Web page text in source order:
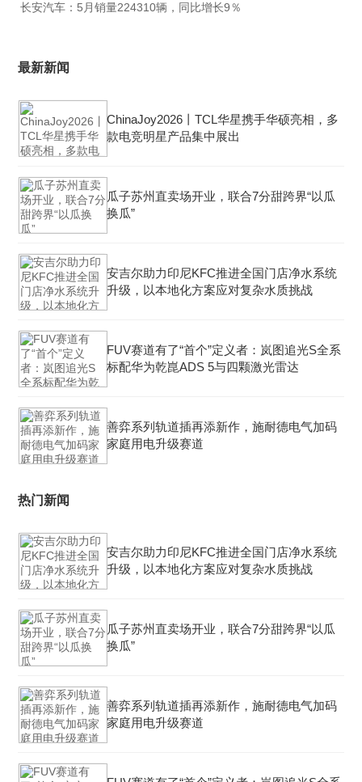
长安汽车：5月销量224310辆，同比增长9％
最新新闻
ChinaJoy2026丨TCL华星携手华硕亮相，多
款电竞明星产品集中展出
瓜子苏州直卖场开业，联合7分甜跨界“以瓜
换瓜”
安吉尔助力印尼KFC推进全国门店净水系统
升级，以本地化方案应对复杂水质挑战
FUV赛道有了“首个”定义者：岚图追光S全系
标配华为乾崑ADS 5与四颗激光雷达
善弈系列轨道插再添新作，施耐德电气加码
家庭用电升级赛道
热门新闻
安吉尔助力印尼KFC推进全国门店净水系统
升级，以本地化方案应对复杂水质挑战
瓜子苏州直卖场开业，联合7分甜跨界“以瓜
换瓜”
善弈系列轨道插再添新作，施耐德电气加码
家庭用电升级赛道